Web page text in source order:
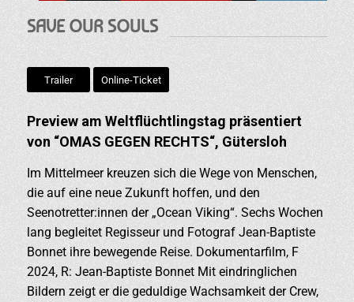
SAVE OUR SOULS
Trailer Online-Ticket
Preview am Weltflüchtlingstag präsentiert
von “OMAS GEGEN RECHTS“, Gütersloh
Im Mittelmeer kreuzen sich die Wege von Menschen,
die auf eine neue Zukunft hoffen, und den
Seenotretter:innen der „Ocean Viking“. Sechs Wochen
lang begleitet Regisseur und Fotograf Jean-Baptiste
Bonnet ihre bewegende Reise. Dokumentarfilm, F
2024, R: Jean-Baptiste Bonnet Mit eindringlichen
Bildern zeigt er die geduldige Wachsamkeit der Crew,